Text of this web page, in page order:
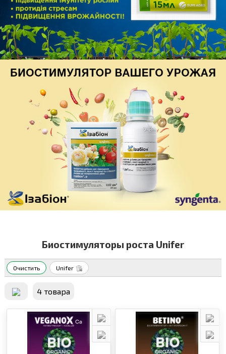
Биостимуляторы роста Unifer
Очистить Unifer
4 товара